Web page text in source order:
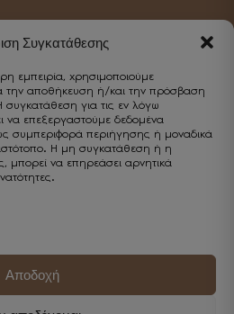
Συγκατάθεσης
εμπειρία, χρησιμοποιούμε
την αποθήκευση ή/και την πρόσβαση
για τις εν λόγω
να επεξεργαστούμε δεδομένα
συμπεριφορά περιήγησης ή μοναδικά
Η μη συγκατάθεση ή η
να επηρεάσει αρνητικά
Αποδοχή
SERVICE
65302